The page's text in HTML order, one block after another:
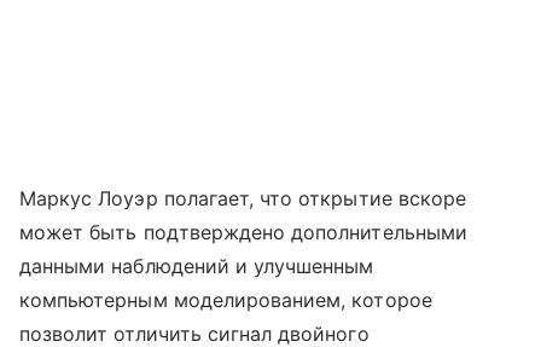
Маркус Лоуэр полагает, что открытие вскоре
может быть подтверждено дополнительными
данными наблюдений и улучшенным
компьютерным моделированием, которое
позволит отличить сигнал двойного